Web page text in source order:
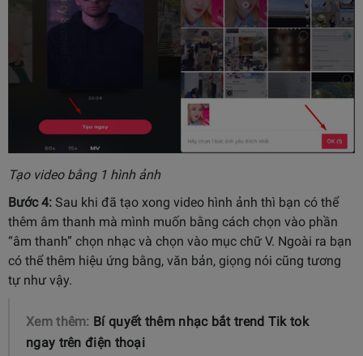
Tạo video bằng 1 hình ảnh
Bước 4: Sau khi đã tạo xong video hình ảnh thì bạn có thể
thêm âm thanh mà mình muốn bằng cách chọn vào phần
“âm thanh” chọn nhạc và chọn vào mục chữ V. Ngoài ra bạn
có thể thêm hiệu ứng bằng, văn bản, giọng nói cũng tương
tự như vậy.
Xem thêm: Bí quyết thêm nhạc bắt trend Tik tok
ngay trên điện thoại